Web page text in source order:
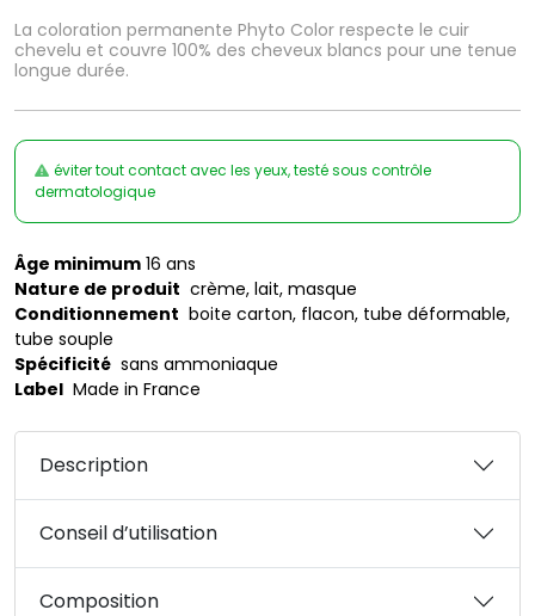
La coloration permanente Phyto Color respecte le cuir
chevelu et couvre 100% des cheveux blancs pour une tenue
longue durée.
éviter tout contact avec les yeux, testé sous contrôle
dermatologique
Âge minimum 16 ans
Nature de produit crème, lait, masque
Conditionnement boite carton, flacon, tube déformable,
tube souple
Spécificité sans ammoniaque
Label Made in France
Description
Conseil d’utilisation
Composition